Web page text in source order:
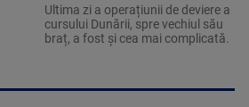
Ultima zi a operațiunii de deviere a
cursului Dunării, spre vechiul său
braț, a fost și cea mai complicată.